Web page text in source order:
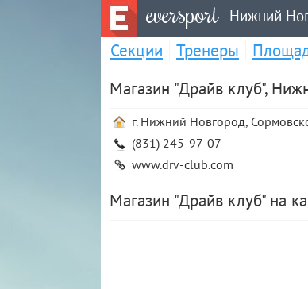
eversport Нижний
Секции Тренеры
Магазин "Драйв клуб",
г. Нижний Новгород,
(831) 245-97-07
www.drv-club.com
Магазин "Драйв клуб" на